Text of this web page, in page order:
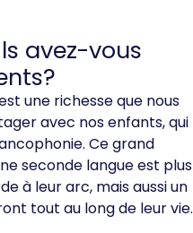
avez-vous
une richesse que nous
avec nos enfants, qui
Ce grand
seconde langue est plus
à leur arc, mais aussi un
tout au long de leur vie.